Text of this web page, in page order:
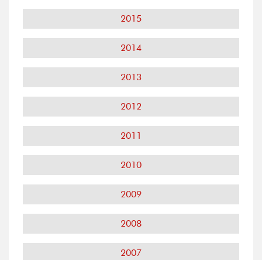
2015
2014
2013
2012
2011
2010
2009
2008
2007